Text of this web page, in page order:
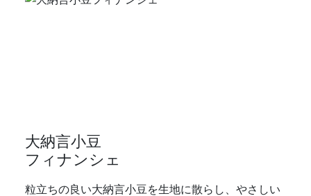
大納言小豆
フィナンシェ
粒立ちの良い大納言小豆を生地に散らし、やさしい